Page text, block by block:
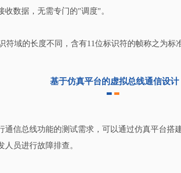
数据，无需专门的"调度"。
域的长度不同，含有11位标识符的帧称之为标
基于仿真平台的虚拟总线通信设计
信总线功能的测试需求，可以通过仿真平台
员进行故障排查。